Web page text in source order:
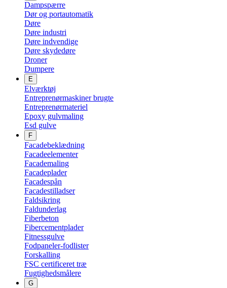
Dampspærre
Dør og portautomatik
Døre
Døre industri
Døre indvendige
Døre skydedøre
Droner
Dumpere
E
Elværktøj
Entreprenørmaskiner brugte
Entreprenørmateriel
Epoxy gulvmaling
Esd gulve
F
Facadebeklædning
Facadeelementer
Facademaling
Facadeplader
Facadespån
Facadestilladser
Faldsikring
Faldunderlag
Fiberbeton
Fibercementplader
Fitnessgulve
Fodpaneler-fodlister
Forskalling
FSC certificeret træ
Fugtighedsmålere
G